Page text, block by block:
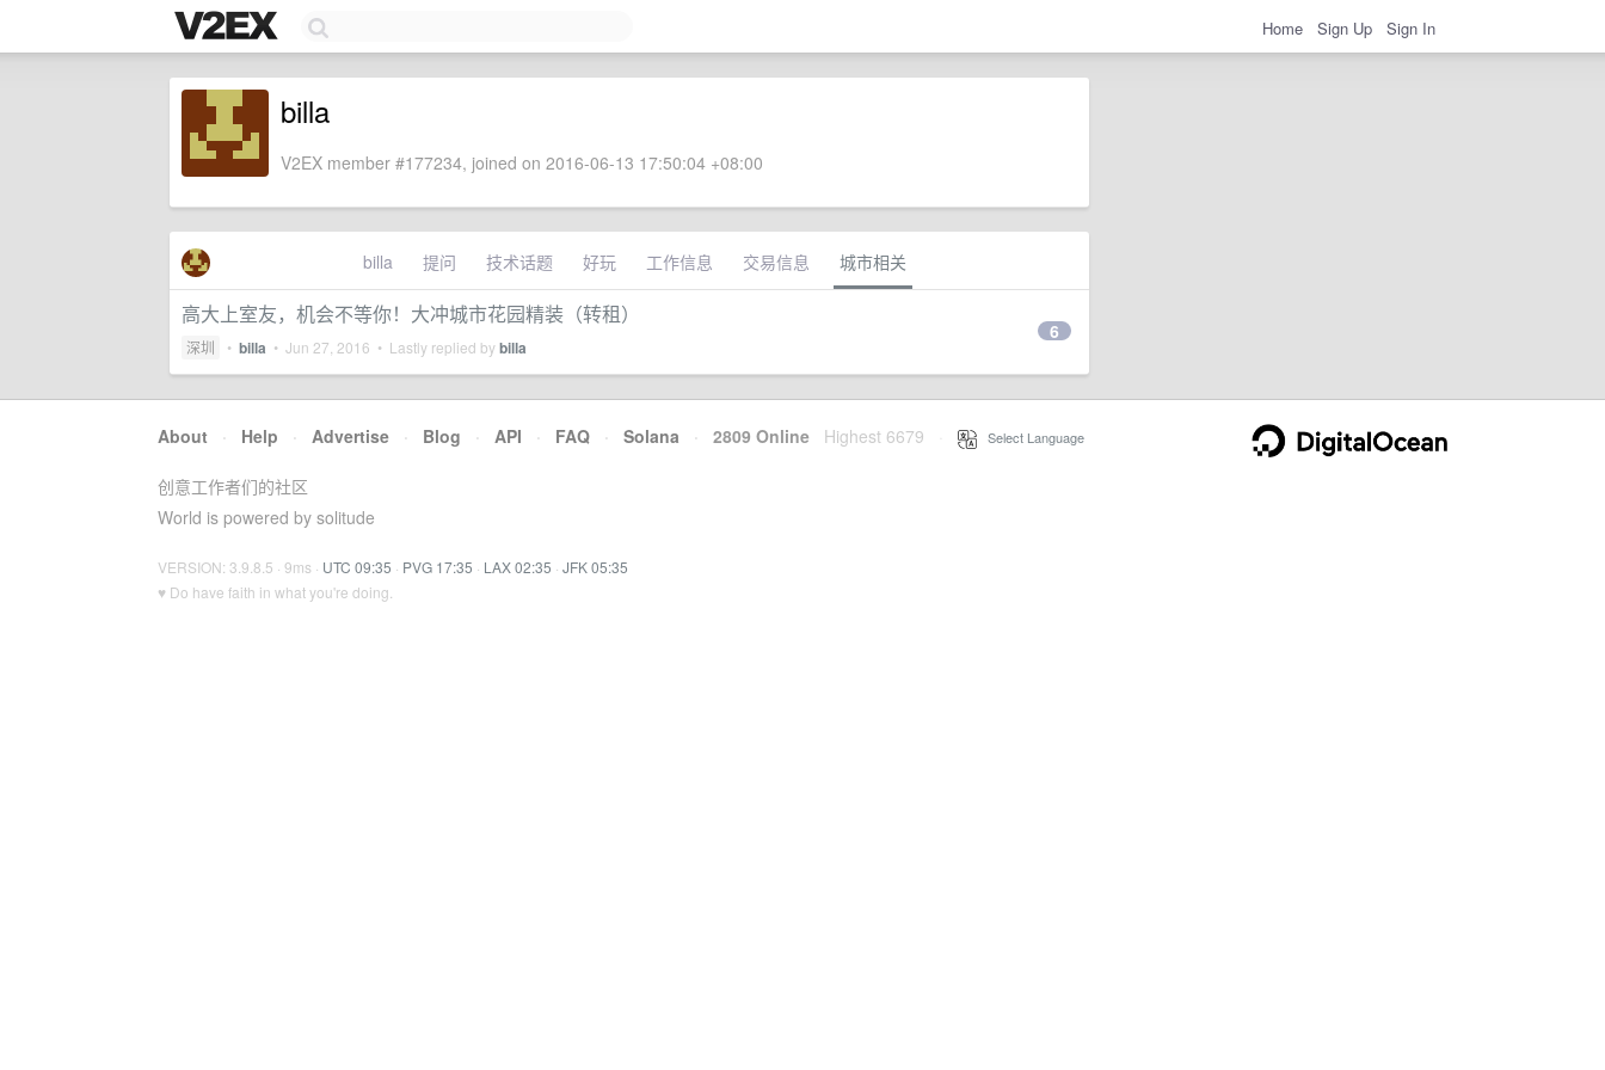
Home Sign Up Sign In
billa
V2EX member #177234, joined on 2016-06-13 17:50:04 +08:00
billa 提问 技术话题 好玩 工作信息 交易信息 城市相关
高大上室友，机会不等你！大冲城市花园精装（转租）
深圳 • billa • Jun 27, 2016 • Lastly replied bybilla
6
About · Help · Advertise · Blog · API · FAQ · Solana · 2809 Online Highest 6679 Select Language
创意工作者们的社区
World is powered by solitude
VERSION: 3.9.8.5 · 9ms · UTC 09:35 · PVG 17:35 · LAX 02:35 · JFK 05:35
♥ Do have faith in what you're doing.